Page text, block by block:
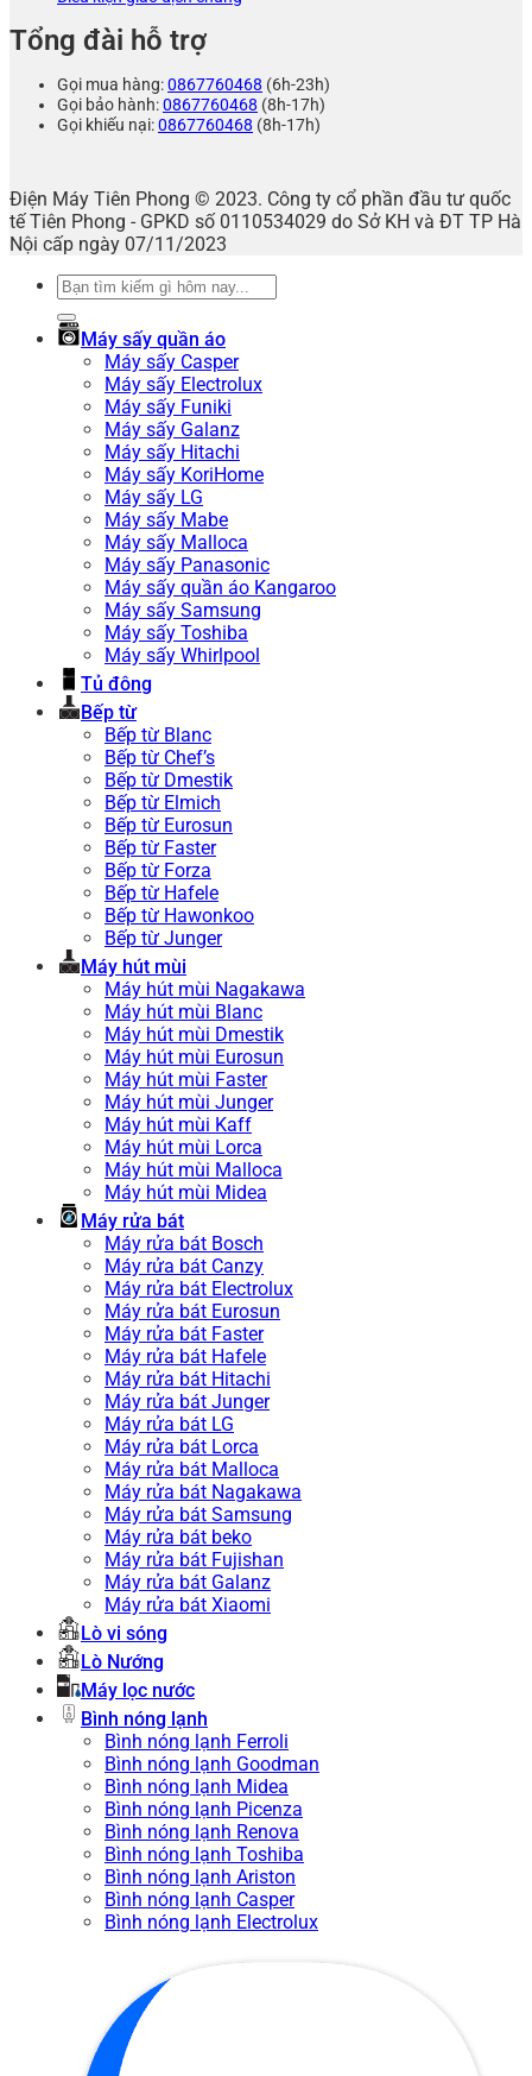
Tổng đài hỗ trợ
Gọi mua hàng:0867760468 (6h-23h)
Gọi bảo hành:0867760468 (8h-17h)
Gọi khiếu nại:0867760468 (8h-17h)
Điện Máy Tiên Phong © 2023. Công ty cổ phần đầu tư quốc
tế Tiên Phong - GPKD số 0110534029 do Sở KH và ĐT TP Hà
Nội cấp ngày 07/11/2023
Tìm
Máy sấy quần áo
Máy sấy Casper
Máy sấy Electrolux
Máy sấy Funiki
Máy sấy Galanz
Máy sấy Hitachi
Máy sấy KoriHome
Máy sấy LG
Máy sấy Mabe
Máy sấy Malloca
Máy sấy Panasonic
Máy sấy quần áo Kangaroo
Máy sấy Samsung
Máy sấy Toshiba
Máy sấy Whirlpool
Tủ đông
Bếp từ
Bếp từ Blanc
Bếp từ Chef’s
Bếp từ Dmestik
Bếp từ Elmich
Bếp từ Eurosun
Bếp từ Faster
Bếp từ Forza
Bếp từ Hafele
Bếp từ Hawonkoo
Bếp từ Junger
Máy hút mùi
Máy hút mùi Nagakawa
Máy hút mùi Blanc
Máy hút mùi Dmestik
Máy hút mùi Eurosun
Máy hút mùi Faster
Máy hút mùi Junger
Máy hút mùi Kaff
Máy hút mùi Lorca
Máy hút mùi Malloca
Máy hút mùi Midea
Máy rửa bát
Máy rửa bát Bosch
Máy rửa bát Canzy
Máy rửa bát Electrolux
Máy rửa bát Eurosun
Máy rửa bát Faster
Máy rửa bát Hafele
Máy rửa bát Hitachi
Máy rửa bát Junger
Máy rửa bát LG
Máy rửa bát Lorca
Máy rửa bát Malloca
Máy rửa bát Nagakawa
Máy rửa bát Samsung
Máy rửa bát beko
Máy rửa bát Fujishan
Máy rửa bát Galanz
Máy rửa bát Xiaomi
Lò vi sóng
Lò Nướng
Máy lọc nước
Bình nóng lạnh
Bình nóng lạnh Ferroli
Bình nóng lạnh Goodman
Bình nóng lạnh Midea
Bình nóng lạnh Picenza
Bình nóng lạnh Renova
Bình nóng lạnh Toshiba
Bình nóng lạnh Ariston
Bình nóng lạnh Casper
Bình nóng lạnh Electrolux